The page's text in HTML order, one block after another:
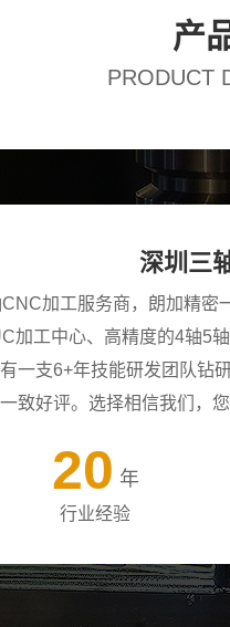
产
PRODUCT
深圳三
加工服务商，朗加精
加工中心、高精度的4轴5
一支6+年技能研发团队
致好评。选择相信我们，
20 年
行业经验